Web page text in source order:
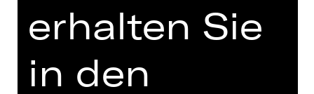
erhalten Sie
in den